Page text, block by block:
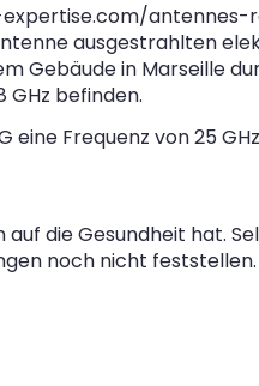
ausgestrahlten
Gebäude in Marseille
GHz befinden.
eine Frequenz von 25
die Gesundheit hat.
noch nicht